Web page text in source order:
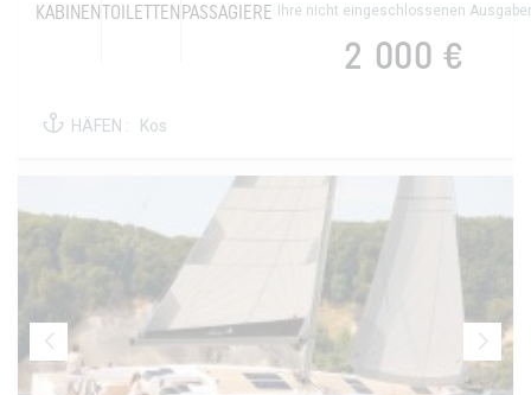
KABINEN TOILETTEN PASSAGIERE Ihre nicht eingeschlossenen
2 000 €
HÄFEN : Kos